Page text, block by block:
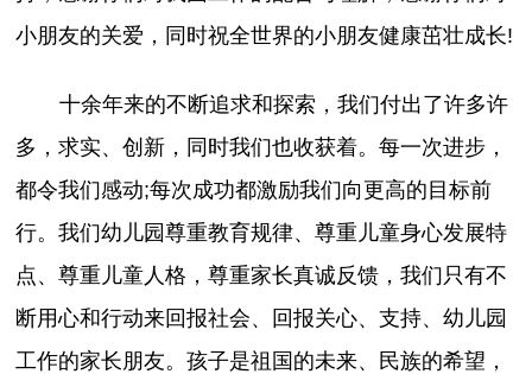
小朋友的关爱，同时祝全世界的小朋友健康茁壮成长!
十余年来的不断追求和探索，我们付出了许多许
多，求实、创新，同时我们也收获着。每一次进步，
都令我们感动;每次成功都激励我们向更高的目标前
行。我们幼儿园尊重教育规律、尊重儿童身心发展特
点、尊重儿童人格，尊重家长真诚反馈，我们只有不
断用心和行动来回报社会、回报关心、支持、幼儿园
工作的家长朋友。孩子是祖国的未来、民族的希望，